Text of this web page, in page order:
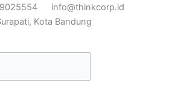
info@thinkcorp.id
Kota Bandung
Current
price
Rp5.000.000.